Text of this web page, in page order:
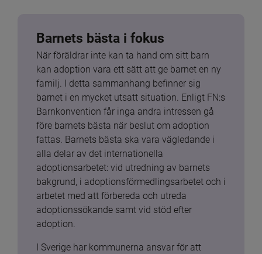
Barnets bästa i fokus
När föräldrar inte kan ta hand om sitt barn
kan adoption vara ett sätt att ge barnet en ny
familj. I detta sammanhang befinner sig
barnet i en mycket utsatt situation. Enligt FN:s
Barnkonvention får inga andra intressen gå
före barnets bästa när beslut om adoption
fattas. Barnets bästa ska vara vägledande i
alla delar av det internationella
adoptionsarbetet: vid utredning av barnets
bakgrund, i adoptionsförmedlingsarbetet och i
arbetet med att förbereda och utreda
adoptionssökande samt vid stöd efter
adoption.
I Sverige har kommunerna ansvar för att